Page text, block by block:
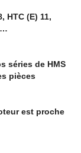
HTC (E) 11,
séries de HMS
pièces
est proche